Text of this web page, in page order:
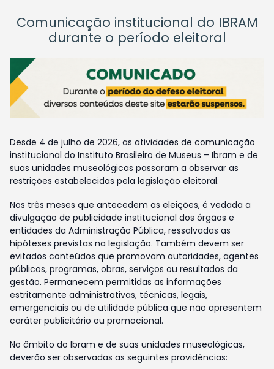
Comunicação institucional do IBRAM
durante o período eleitoral
Desde 4 de julho de 2026, as atividades de comunicação
institucional do Instituto Brasileiro de Museus – Ibram e de
suas unidades museológicas passaram a observar as
restrições estabelecidas pela legislação eleitoral.
Nos três meses que antecedem as eleições, é vedada a
divulgação de publicidade institucional dos órgãos e
entidades da Administração Pública, ressalvadas as
hipóteses previstas na legislação. Também devem ser
evitados conteúdos que promovam autoridades, agentes
públicos, programas, obras, serviços ou resultados da
gestão. Permanecem permitidas as informações
estritamente administrativas, técnicas, legais,
emergenciais ou de utilidade pública que não apresentem
caráter publicitário ou promocional.
No âmbito do Ibram e de suas unidades museológicas,
deverão ser observadas as seguintes providências: